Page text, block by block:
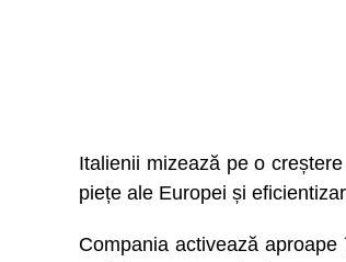
Italienii mizează pe o
piețe ale Europei și
Compania activează